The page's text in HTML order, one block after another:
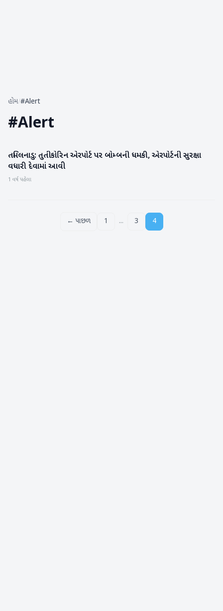
હોમ/#Alert
#Alert
રાષ્ટ્રીય
તમિલનાડુ: તુતીકોરિન એરપોર્ટ પર બોમ્બની ધમકી, એરપોર્ટની સુરક્ષા
વધારી દેવામાં આવી
1 વર્ષ પહેલા
← પાછળ 1 ... 3 4